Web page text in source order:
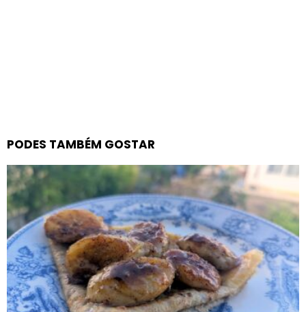
PODES TAMBÉM GOSTAR